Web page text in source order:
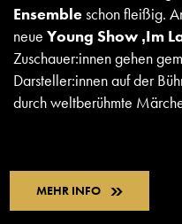
Ensembleschon fleißig.
neue Young Show ‚Im
Zuschauer:innen gehen
Darsteller:innen auf der
durch weltberühmte
MEHR INFO